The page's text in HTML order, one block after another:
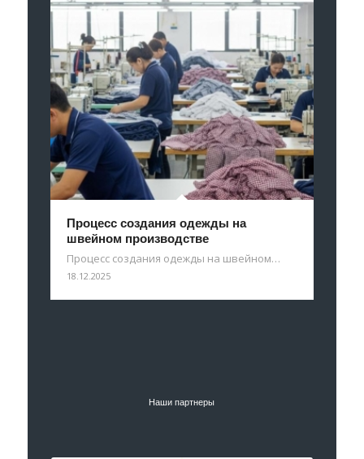
Процесс создания одежды на
швейном производстве
Процесс создания одежды на швейном…
18.12.2025
Наши партнеры